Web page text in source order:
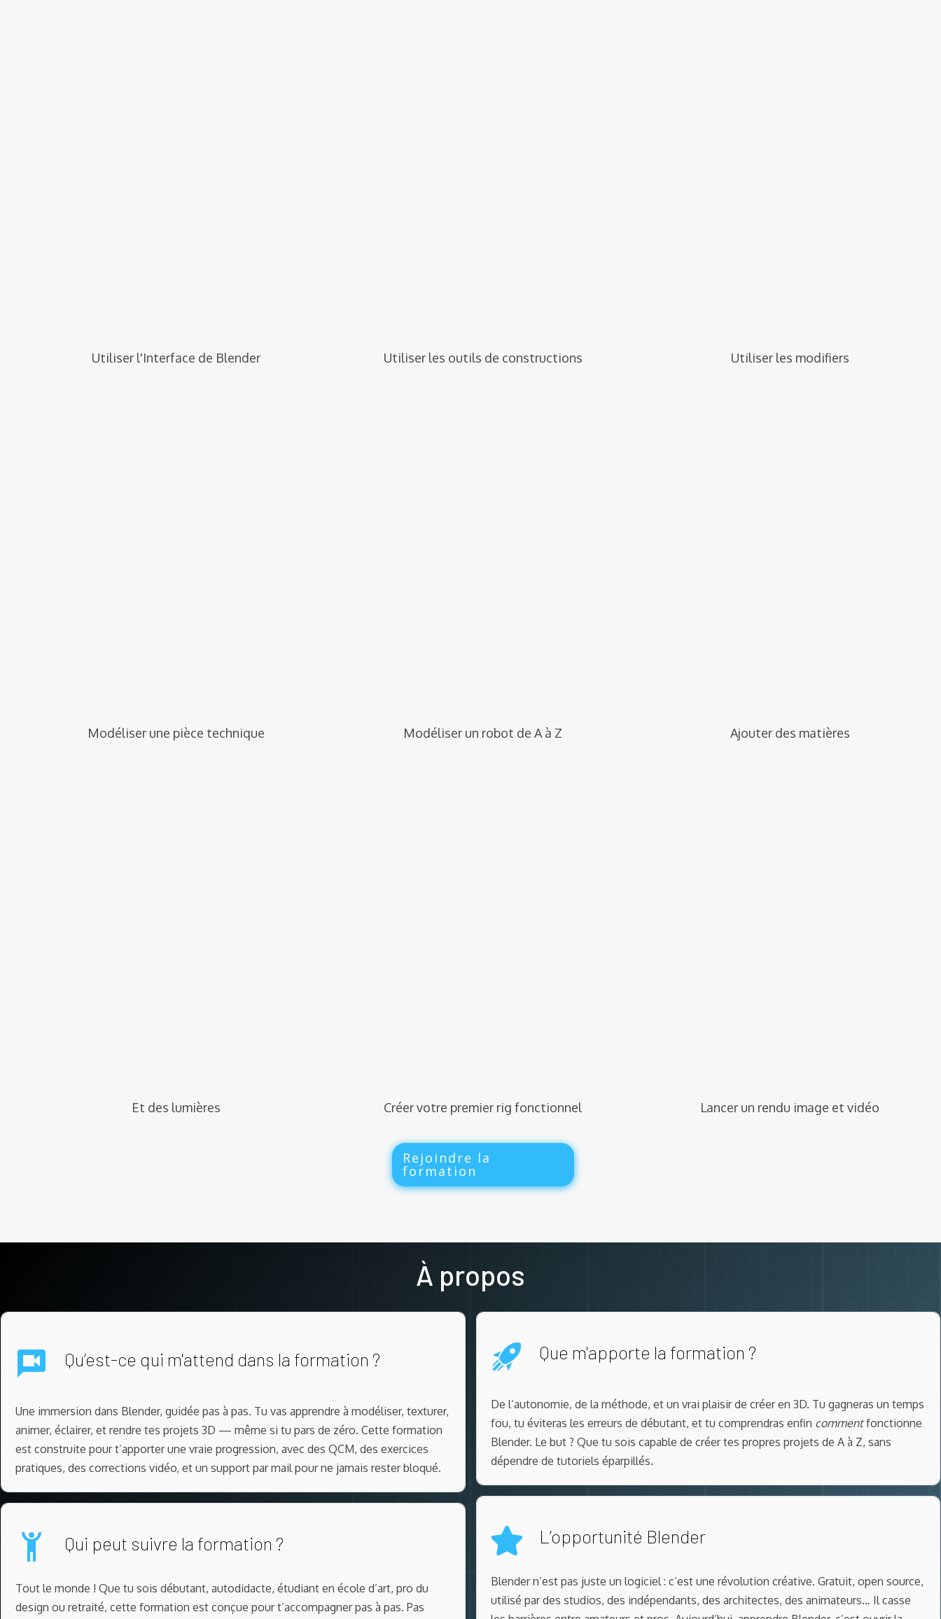
Utiliser l'Interface de Blender Utiliser les outils de constructions Utiliser les modifiers
Modéliser une pièce technique Modéliser un robot de A à Z Ajouter des matières
Et des lumières Créer votre premier rig fonctionnel Lancer un rendu image et vidéo
Rejoindre la
formation
À propos
Qu’est-ce qui m'attend dans la formation ?
Une immersion dans Blender, guidée pas à pas. Tu vas apprendre à modéliser, texturer,
animer, éclairer, et rendre tes projets 3D — même si tu pars de zéro. Cette formation
est construite pour t’apporter une vraie progression, avec des QCM, des exercices
pratiques, des corrections vidéo, et un support par mail pour ne jamais rester bloqué.
Qui peut suivre la formation ?
Tout le monde ! Que tu sois débutant, autodidacte, étudiant en école d’art, pro du
design ou retraité, cette formation est conçue pour t’accompagner pas à pas. Pas
Que m'apporte la formation ?
De l’autonomie, de la méthode, et un vrai plaisir de créer en 3D. Tu gagneras un temps
fou, tu éviteras les erreurs de débutant, et tu comprendras enfin commentfonctionne
Blender. Le but ? Que tu sois capable de créer tes propres projets de A à Z, sans
dépendre de tutoriels éparpillés.
L’opportunité Blender
Blender n’est pas juste un logiciel : c’est une révolution créative. Gratuit, open source,
utilisé par des studios, des indépendants, des architectes, des animateurs… Il casse